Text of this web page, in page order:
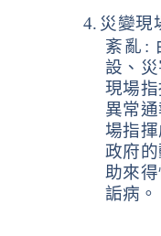
4. 災變現
紊亂 :
設、
現場
異常
場指
政府
助來
詬病。